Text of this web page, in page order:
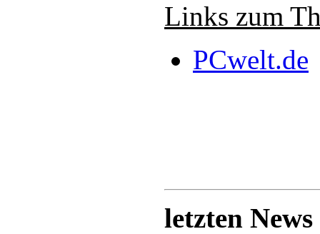
Links zum
PCwelt.de
letzten News